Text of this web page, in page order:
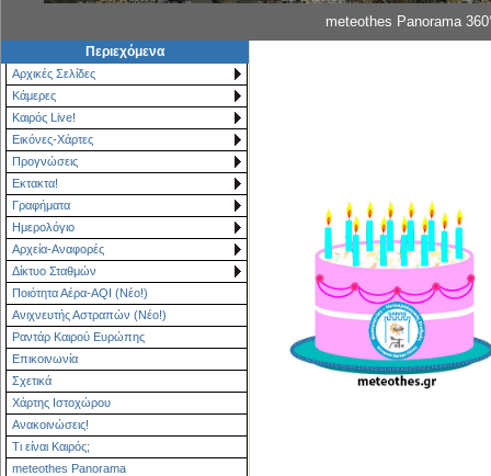
meteothes Panorama
Περιεχόμενα
Αρχικές Σελίδες
Κάμερες
Καιρός Live!
Εικόνες-Χάρτες
Προγνώσεις
Εκτακτα!
Γραφήματα
Ημερολόγιο
Αρχεία-Αναφορές
Δίκτυο Σταθμών
Ποιότητα Αέρα-AQI (Νέο!)
Ανιχνευτής Αστραπών (Νέο!)
Ραντάρ Καιρού Ευρώπης
Επικοινωνία
Σχετικά
Χάρτης Ιστοχώρου
Ανακοινώσεις!
Τι είναι Καιρός;
meteothes Panorama